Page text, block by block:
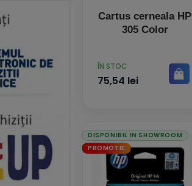
Cartus cerneala HP
305 Color
PRET
ÎN STOC
75,54 lei
DISPONIBIL IN SHOWROOM
PROMOTIE